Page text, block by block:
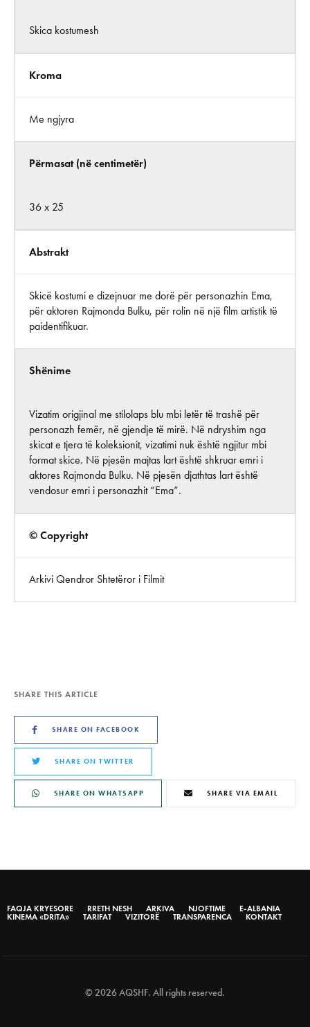
Skica kostumesh
Kroma
Me ngjyra
Përmasat (në centimetër)
36 x 25
Abstrakt
Skicë kostumi e dizejnuar me dorë për personazhin Ema,
për aktoren Rajmonda Bulku, për rolin në një film artistik të
paidentifikuar.
Shënime
Vizatim origjinal me stilolaps blu mbi letër të trashë për
personazh femër, në gjendje të mirë. Në ndryshim nga
skicat e tjera të koleksionit, vizatimi nuk është ngjitur mbi
format skice. Në pjesën majtas lart është shkruar emri i
aktores Rajmonda Bulku. Në pjesën djathtas lart është
vendosur emri i personazhit “Ema”.
© Copyright
Arkivi Qendror Shtetëror i Filmit
SHARE THIS ARTICLE
SHARE ON FACEBOOK
SHARE ON TWITTER
SHARE ON WHATSAPP SHARE VIA EMAIL
FAQJA KRYESORE RRETH NESH ARKIVA NJOFTIME
E-ALBANIA
KINEMA «DRITA»
TARIFAT VIZITORË TRANSPARENCA KONTAKT
© 2026 AQSHF. All rights reserved.